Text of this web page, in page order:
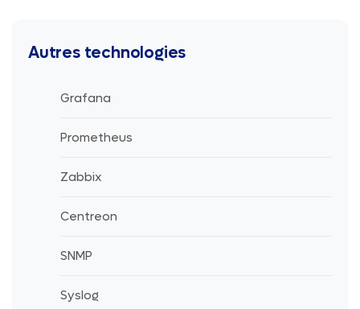
Autres technologies
Grafana
Prometheus
Zabbix
Centreon
SNMP
Syslog